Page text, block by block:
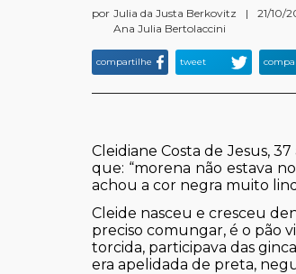
por Julia da Justa Berkovitz
Ana Julia Bertolaccini
| 21/10/
compartilhe tweet
Cleidiane Costa de Jesus,
que: “morena não estava
achou a cor negra muito
Cleide nasceu e cresceu
preciso comungar, é o pão
torcida, participava das
era apelidada de preta,